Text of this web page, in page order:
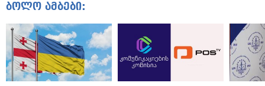
ბოლო ამბები: